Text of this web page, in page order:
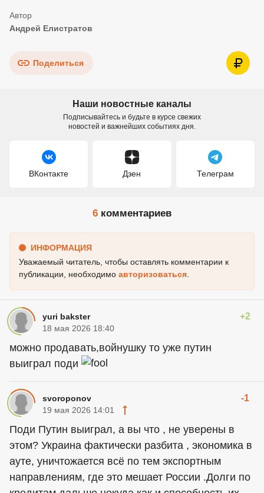
Андрей Елистратов
Поделиться
Наши новостные каналы
Подписывайтесь и будьте в курсе свежих
новостей и важнейших событиях дня.
ВКонтакте Дзен Телеграм
6 комментариев
ИНФОРМАЦИЯ
Уважаемый читатель, чтобы оставлять комментарии к
публикации, необходимо авторизоваться.
yuri bakster +2
18 мая 2026 18:40
можно продавать,войнушку то уже путин
выиграл поди
svoroponov -1
19 мая 2026 14:01
Поди Путин выиграл, а вы что , не уверены в
этом? Украина фактически разбита , экономика в
ауте, уничтожается всё по тем экспортным
направлениям, где это мешает России .Долги по